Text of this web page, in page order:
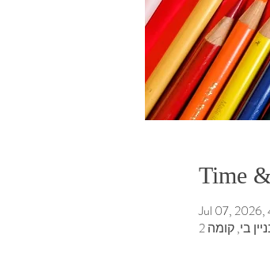
Time
Jul 07,
בי, קומה 2